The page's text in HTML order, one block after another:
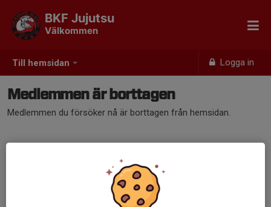
Till hemsidan Logga in
BKF Jujutsu
Välkommen
Medlemmen är borttagen
Medlemmen du försöker nå är borttagen från hemsidan.